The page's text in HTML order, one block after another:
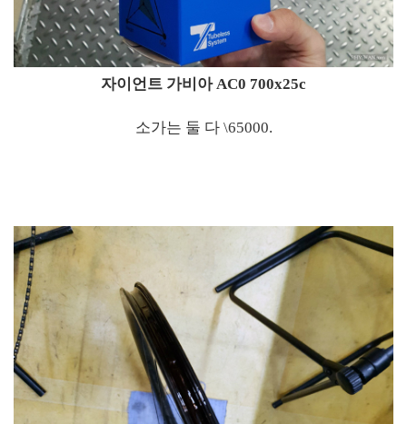
자이언트 가비아 AC0 700x25c
소가는 둘 다 \65000.